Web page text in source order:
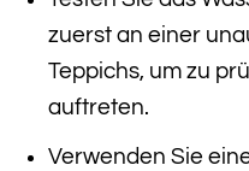
zuerst an einer
Teppichs, um zu
auftreten.
Verwenden Sie